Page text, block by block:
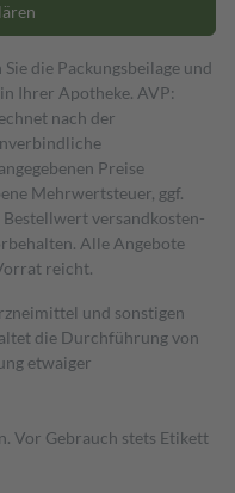
die Packungsbeilage und
Ihrer Apotheke. AVP:
nach der
Preise
Mehrwertsteuer, ggf.
Bestell­wert versand­kosten­
Alle Angebote
reicht.
und sonstigen
die Durchführung von
etwaiger
Vor Gebrauch stets Etikett